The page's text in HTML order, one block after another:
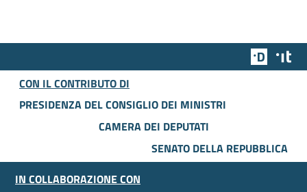
Team
CON IL CONTRIBUTO DI
PRESIDENZA DEL CONSIGLIO DEI MINISTRI
CAMERA DEI DEPUTATI
SENATO DELLA REPUBBLICA
IN COLLABORAZIONE CON